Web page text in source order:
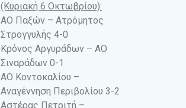
(Κυριακή 6 Οκτωβρίου):
ΑΟ Παξών – Ατρόμητος
Στρογγυλής 4-0
Κρόνος Αργυράδων – ΑΟ
Σιναράδων 0-1
ΑΟ Κοντοκαλίου –
Αναγέννηση Περιβολίου 3-2
Αστέρας Πετριτή –